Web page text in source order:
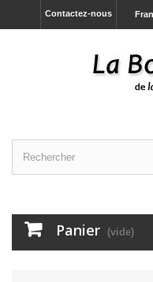
Contactez-nous
Panier (vide)